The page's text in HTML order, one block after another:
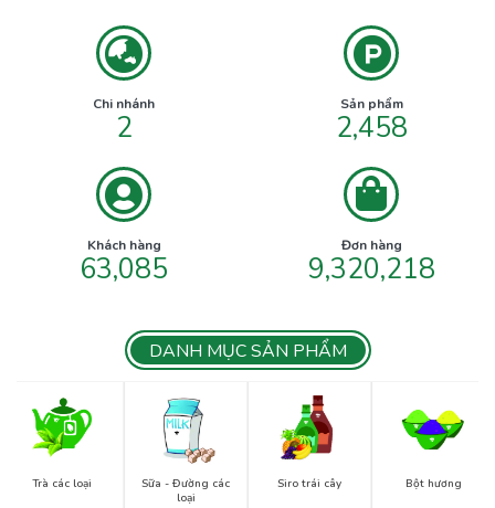
Chi nhánh
2
Sản phẩm
2,458
Khách hàng
63,085
Đơn hàng
9,320,218
DANH MỤC SẢN PHẨM
Trà các loại
Sữa - Đường các
loại
Siro trái cây Bột hương